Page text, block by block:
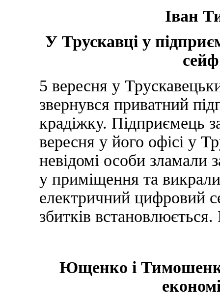
Іван
У Трускавці у
5 вересня у
звернувся приватний
крадіжку. Підприємець
вересня у його офісі у
невідомі особи зламали
у приміщення та
електричний цифровий
збитків
Ющенко і